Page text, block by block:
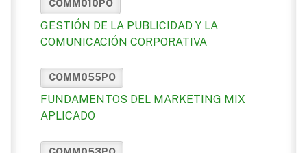
COMM010PO
GESTIÓN DE LA PUBLICIDAD Y LA
COMUNICACIÓN CORPORATIVA
COMM055PO
FUNDAMENTOS DEL MARKETING MIX
APLICADO